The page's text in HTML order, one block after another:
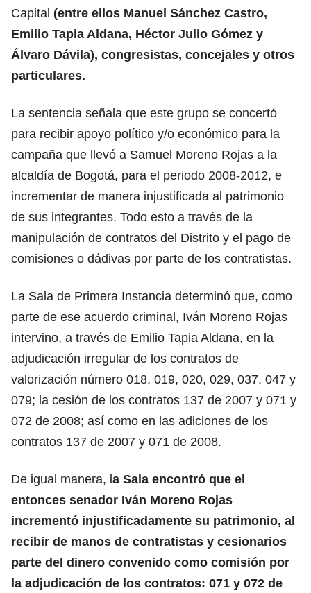
Capital (entre ellos Manuel Sánchez Castro,
Emilio Tapia Aldana, Héctor Julio Gómez y
Álvaro Dávila), congresistas, concejales y otros
particulares.
La sentencia señala que este grupo se concertó
para recibir apoyo político y/o económico para la
campaña que llevó a Samuel Moreno Rojas a la
alcaldía de Bogotá, para el periodo 2008-2012, e
incrementar de manera injustificada al patrimonio
de sus integrantes. Todo esto a través de la
manipulación de contratos del Distrito y el pago de
comisiones o dádivas por parte de los contratistas.
La Sala de Primera Instancia determinó que, como
parte de ese acuerdo criminal, Iván Moreno Rojas
intervino, a través de Emilio Tapia Aldana, en la
adjudicación irregular de los contratos de
valorización número 018, 019, 020, 029, 037, 047 y
079; la cesión de los contratos 137 de 2007 y 071 y
072 de 2008; así como en las adiciones de los
contratos 137 de 2007 y 071 de 2008.
De igual manera, la Sala encontró que el
entonces senador Iván Moreno Rojas
incrementó injustificadamente su patrimonio, al
recibir de manos de contratistas y cesionarios
parte del dinero convenido como comisión por
la adjudicación de los contratos: 071 y 072 de